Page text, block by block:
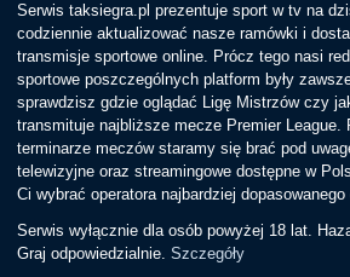
Serwis taksiegra.pl prezentuje sport w tv na
codziennie aktualizować nasze ramówki i
transmisje sportowe online. Prócz tego nasi
sportowe poszczególnych platform były
sprawdzisz gdzie oglądać Ligę Mistrzów czy
transmituje najbliższe mecze Premier League.
terminarze meczów staramy się brać pod
telewizyjne oraz streamingowe dostępne w
Ci wybrać operatora najbardziej dopasowanego
Serwis wyłącznie dla osób powyżej 18 lat.
Graj odpowiedzialnie.Szczegóły